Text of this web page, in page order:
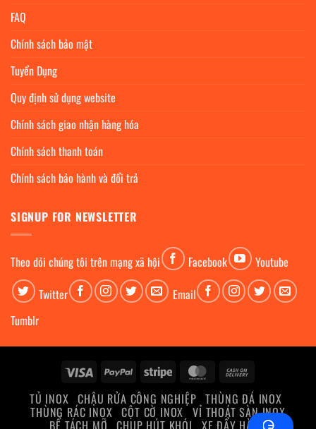
FAQ
Chính sách bảo mật
Tuyển Dụng
Quy định sử dụng website
Chính sách giao nhận hàng hóa
Chính sách thanh toán
Chính sách bảo hành và đổi trả
SIGNUP FOR NEWSLETTER
Theo dỏi chúng tôi trên mạng xã hội Facebook
Youtube
Twitter
Email
Tumblr
Visa PayPal Stripe MasterCard
Delivery
TỦ INOX CHẬU RỬA CÔNG NGHIỆP THÙNG ĐÁ INOX
THÙNG RÁC INOX CỘT CỜ INOX VỈ THOÁT SÀN INOX
BỂ TÁCH MỠ CHỤP HÚT KHÓI XE ĐẨY HÀNG